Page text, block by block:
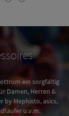
ein sorgfältig
Damen, Herren &
by Mephisto, asics,
u.v.m.